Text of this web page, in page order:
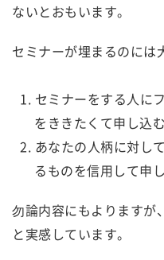
ないとおもいます。
セミナーが埋まるのには
セミナーをする人に
をききたくて申し込む
あなたの人柄に対し
るものを信用して申し
勿論内容にもよりますが
と実感しています。